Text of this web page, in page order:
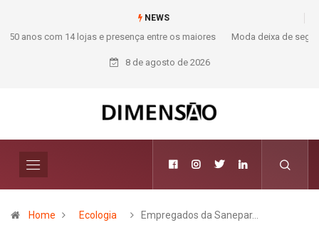
NEWS
Moda deixa de seguir tendências e passa a contar histórias; Forward
aposta na curadoria como novo luxo
8 de agosto de 2026
Home Ecologia Empregados da Sanepar…